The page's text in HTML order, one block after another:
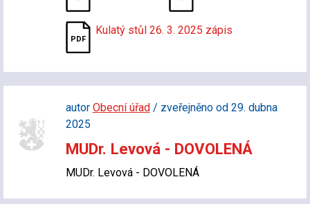
Kulatý stůl 26. 3. 2025 zápis
autor Obecní úřad/ zveřejněno od 29. dubna
2025
MUDr. Levová - DOVOLENÁ
MUDr. Levová - DOVOLENÁ